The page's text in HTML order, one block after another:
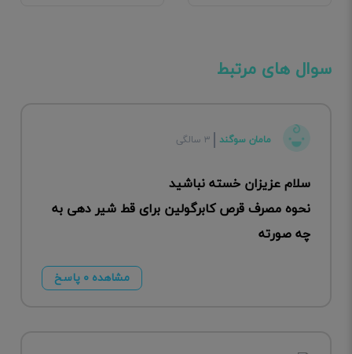
سوال های مرتبط
مامان سوگند ۳ سالگی
سلام عزیزان خسته نباشید
نحوه مصرف قرص کابرگولین برای قط شیر دهی به
چه صورته
مشاهده ۰ پاسخ